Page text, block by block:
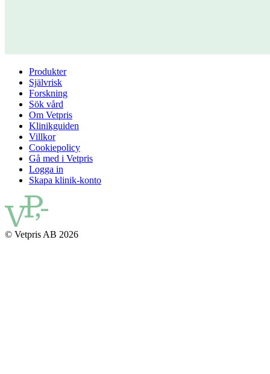
Produkter
Självrisk
Forskning
Sök vård
Om Vetpris
Klinikguiden
Villkor
Cookiepolicy
Gå med i Vetpris
Logga in
Skapa klinik-konto
© Vetpris AB 2026